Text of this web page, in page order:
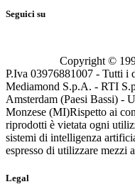
Seguici su
Copyright ©
P.Iva 03976881007 - Tutti i
Mediamond S.p.A. - RTI
Amsterdam (Paesi Bassi) -
Monzese (MI)Rispetto ai
riprodotti è vietata ogni
sistemi di intelligenza
espresso di utilizzare mezzi
Legal